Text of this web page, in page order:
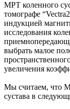
МРТ коленного
томографе
индукцией
исследования
выбрать малое
увеличения
Мы считаем, что
сустава в